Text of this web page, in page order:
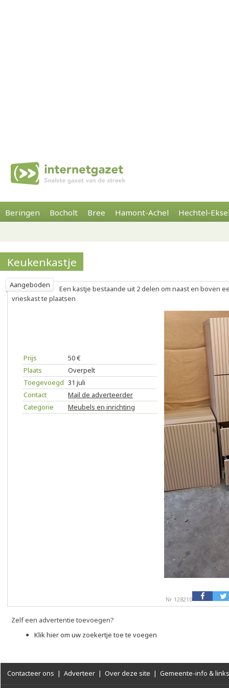
Beringen Bocholt Bree Hamont-Achel Hechtel-
Keukenkastje
Aangeboden
Een kastje bestaande uit 2 delen om naast en boven
vrieskast te plaatsen
Prijs
50 €
Plaats
Overpelt
Toegevoegd 31 juli
Contact
Mail de adverteerder
Categorie
Meubels en inrichting
Nr 128210
Zelf een advertentie toevoegen?
Klik hier om uw zoekertje toe te voegen
Contacteer ons | Adverteer | Over deze site | Gemeente-info & links